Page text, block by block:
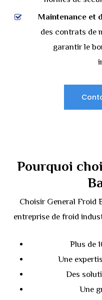
Maintenance et
des contrats de
garantir le
Pourquoi
Choisir General Froid
entreprise de froid
Plus de
Une
Des
Une